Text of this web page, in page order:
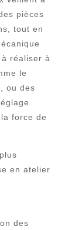
pièces
tout en
réaliser à
le
ou des
force de
en atelier
des